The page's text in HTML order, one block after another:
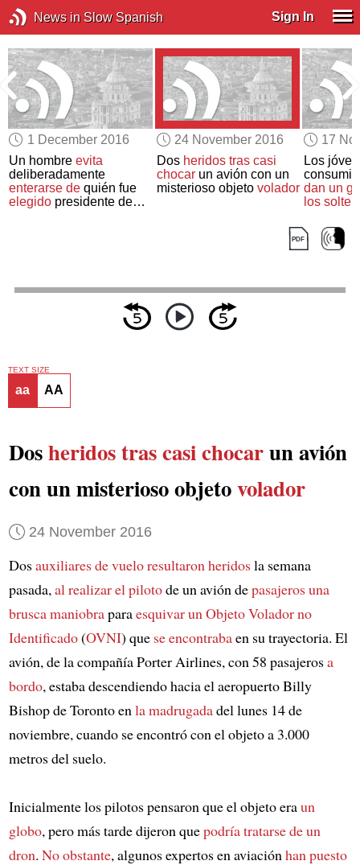
News in Slow Spanish Sign In
1 December 2016
Un hombreevita
deliberadamente
enterarse de quién fue
elegido presidente de
24 November 2016
Dos heridos tras casi
chocarun avión con un
misterioso objeto volador
17
Los
dan un
los
TEXT SIZE
aa AA
Dosheridostrascasi chocarun avión
con un misterioso objetovolador
24 November 2016
Dosauxiliares de vueloresultaron heridosla semana
pasada,al realizar el pilotode un avión depasajerosuna
brusca maniobraparaesquivarun Objeto Volador no
Identificado(OVNI) que se encontrabaen su trayectoria. El
avión, de la compañía Porter Airlines, con 58 pasajerosa
bordo, estaba descendiendo hacia el aeropuerto Billy
Bishop de Toronto enla madrugadadel lunes 14 de
noviembre, cuando se encontró con el objeto a 3.000
metros del suelo.
Inicialmente los pilotos pensaron que el objeto eraun
globo, pero más tarde dijeron quepodría tratarse deun
dron. No obstante, algunos expertos en aviaciónhan puesto